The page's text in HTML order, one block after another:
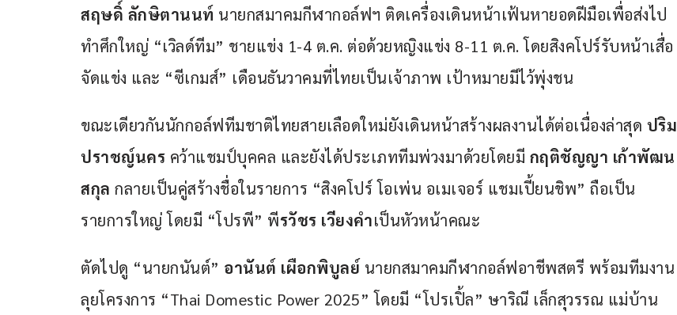
สฤษดิ์ ลักษิตานนท์ นายกสมาคมกีฬากอล์ฟฯ ติดเครื่องเดินหน้าเฟ้นหายอดฝีมือเพื่อส่งไป
ทำศึกใหญ่ “เวิลด์ทีม” ชายแข่ง 1-4 ต.ค. ต่อด้วยหญิงแข่ง 8-11 ต.ค. โดยสิงคโปร์รับหน้าเสื่อ
จัดแข่ง และ “ซีเกมส์” เดือนธันวาคมที่ไทยเป็นเจ้าภาพ เป้าหมายมีไว้พุ่งชน
ขณะเดียวกันนักกอล์ฟทีมชาติไทยสายเลือดใหม่ยังเดินหน้าสร้างผลงานได้ต่อเนื่องล่าสุด ปริม
ปราชญ์นคร คว้าแชมป์บุคคล และยังได้ประเภททีมพ่วงมาด้วยโดยมี กฤติชัญญา เก้าพัฒน
สกุล กลายเป็นคู่สร้างชื่อในรายการ “สิงคโปร์ โอเพ่น อเมเจอร์ แชมเปี้ยนชิพ” ถือเป็น
รายการใหญ่ โดยมี “โปรพี” พีรวัชร เวียงคำเป็นหัวหน้าคณะ
ตัดไปดู “นายกนันต์” อานันต์ เผือกพิบูลย์ นายกสมาคมกีฬากอล์ฟอาชีพสตรี พร้อมทีมงาน
ลุยโครงการ “Thai Domestic Power 2025” โดยมี “โปรเปิ้ล” ษาริณี เล็กสุวรรณ แม่บ้าน